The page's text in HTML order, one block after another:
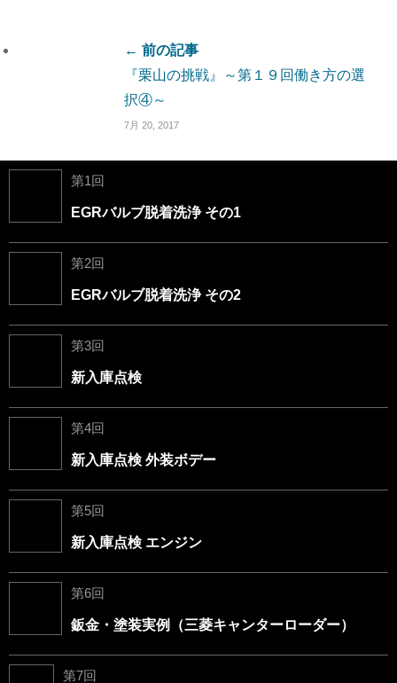
← 前の記事
『栗山の挑戦』～第１９回働き方の選
択④～
7月 20, 2017
第1回
EGRバルブ脱着洗浄 その1
第2回
EGRバルブ脱着洗浄 その2
第3回
新入庫点検
第4回
新入庫点検 外装ボデー
第5回
新入庫点検 エンジン
第6回
鈑金・塗装実例（三菱キャンターローダー）
第7回